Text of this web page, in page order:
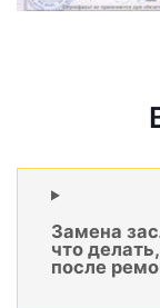
Замена
что
после